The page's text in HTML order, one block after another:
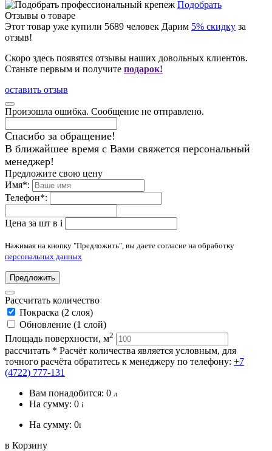
Подобрать
Отзывы о товаре
Этот товар уже купили 5689 человек Дарим 5% скидку за
отзыв!
Скоро здесь появятся отзывы наших довольных клиентов.
Станьте первым и получите подарок!
оставить отзыв
Произошла ошибка. Сообщение не отправлено.
Спасибо за обращение!
В ближайшее время с Вами свяжется персональный
менеджер!
Предложите свою цену
Имя*:
Телефон*:
Цена за шт в i
Нажимая на кнопку "Предложить", вы даете согласие на обработку
персональных данных
Предложить
Рассчитать количество
Покраска (2 слоя)
Обновление (1 слой)
Площадь поверхности, м2
рассчитать * Расчёт количества является условным, для
точного расчёта обратитесь к менеджеру по телефону: +7
(4722) 777-131
Вам понадобится: 0 л
На сумму: 0 i
На сумму: 0i
в Корзину